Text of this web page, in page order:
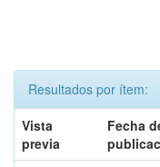
Resultados por ítem:
Vista
previa
Fecha